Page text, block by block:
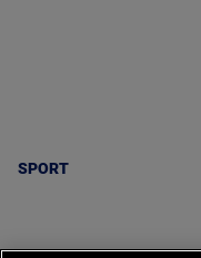
SPORT